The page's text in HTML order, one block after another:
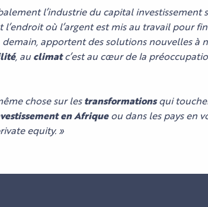
L'AGENDA
LES
SPECTACLES
L'AGENDA
HI5
SÉJOUR
l’industrie du capital investissement
l’endroit où l’argent est mis au travail pour
apportent des solutions nouvelles à
, auclimatc’est au cœur de la
chose sur lestransformationsqui
en Afriqueou dans les pays en
equity.»